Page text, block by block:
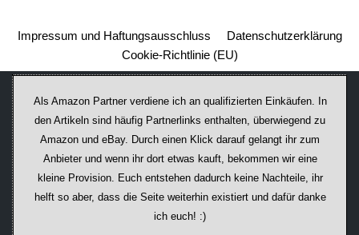
Impressum und Haftungsausschluss
Datenschutzerklärung
Cookie-Richtlinie (EU)
Als Amazon Partner verdiene ich an qualifizierten Einkäufen. In
den Artikeln sind häufig Partnerlinks enthalten, überwiegend zu
Amazon und eBay. Durch einen Klick darauf ge­lan­gt ihr zum
Anbieter und wenn ihr dort etwas kauft, bekommen wir ei­ne
kleine Provision. Euch entstehen dadurch keine Nachteile, ihr
helft so aber, dass die Seite weiterhin existiert und dafür danke
ich euch! :)